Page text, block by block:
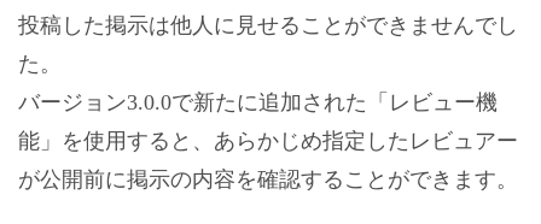
投稿した掲示は他人に見せることができませんでし
た。
バージョン3.0.0で新たに追加された「レビュー機
能」を使用すると、あらかじめ指定したレビュアー
が公開前に掲示の内容を確認することができます。